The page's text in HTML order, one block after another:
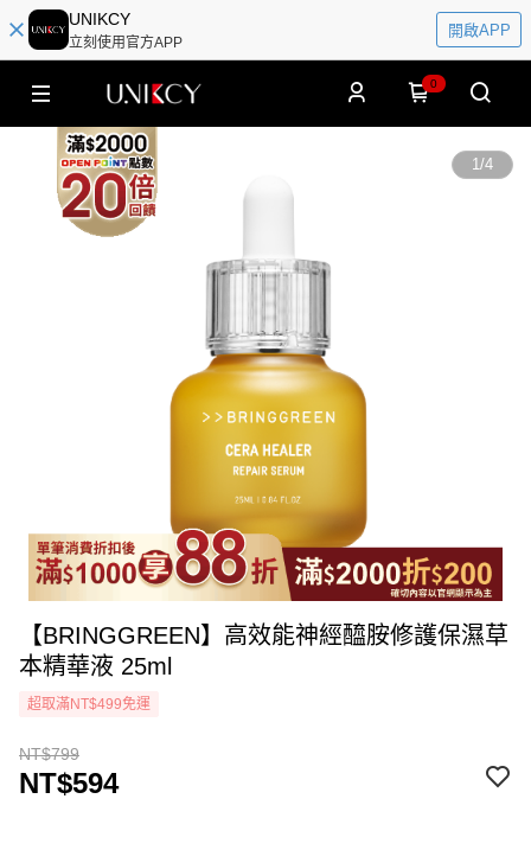
UNIKCY
立刻使用官方APP
開啟APP
0
1/4
【BRINGGREEN】高效能神經醯胺修護保濕草
本精華液 25ml
超取滿NT$499免運
NT$799
NT$594